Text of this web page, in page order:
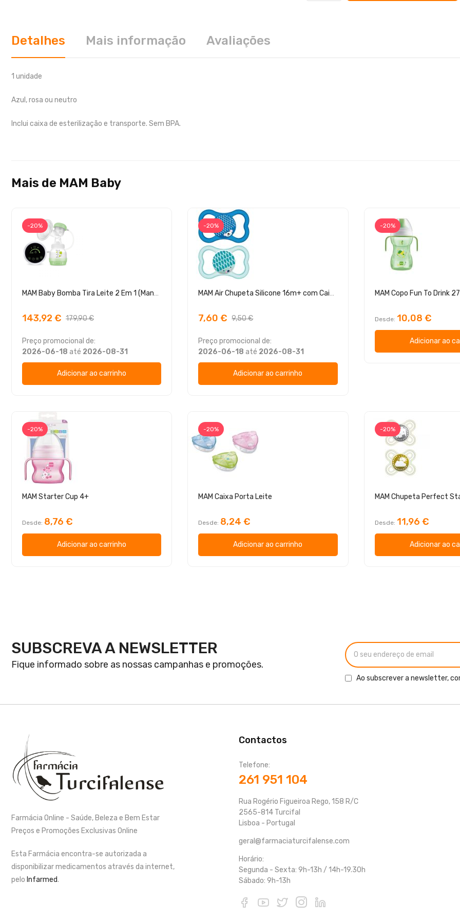
Detalhes Mais informação Avaliações
1 unidade
Azul, rosa ou neutro
Inclui caixa de esterilização e transporte. Sem BPA.
Mais de MAM Baby
-20%
MAM Baby Bomba Tira Leite 2 Em 1 (Manual E Elétrica)
143,92 € 179,90 €
Preço promocional de:
2026-06-18 até 2026-08-31
Adicionar ao carrinho
-20%
MAM Air Chupeta Silicone 16m+ com Caixa
7,60 € 9,50 €
Preço promocional de:
2026-06-18 até 2026-08-31
Adicionar ao carrinho
-20%
MAM Copo Fun To Drink
Desde 10,08 €
Adicionar ao
-20%
MAM Starter Cup 4+
Desde 8,76 €
Adicionar ao carrinho
-20%
MAM Caixa Porta Leite
Desde 8,24 €
Adicionar ao carrinho
-20%
Desde 11,96 €
Adicionar ao
SUBSCREVA A NEWSLETTER
Fique informado sobre as nossas campanhas e promoções.
Ao subscrever a newsletter,
Farmácia Online - Saúde, Beleza e Bem Estar
Preços e Promoções Exclusivas Online
Esta Farmácia encontra-se autorizada a
disponibilizar medicamentos através da internet,
pelo Infarmed.
Contactos
Telefone:
261 951 104
Rua Rogério Figueiroa Rego, 158 R/C
2565-814 Turcifal
Lisboa - Portugal
geral@farmaciaturcifalense.com
Horário:
Segunda - Sexta: 9h-13h / 14h-19.30h
Sábado: 9h-13h